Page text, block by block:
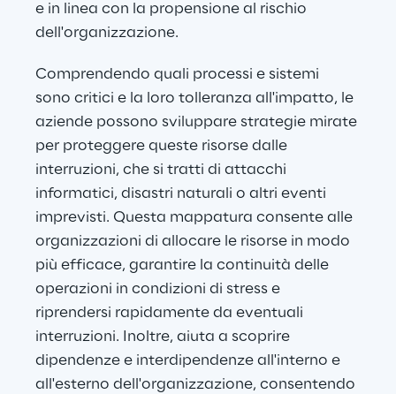
e in linea con la propensione al rischio
dell'organizzazione.
Comprendendo quali processi e sistemi
sono critici e la loro tolleranza all'impatto, le
aziende possono sviluppare strategie mirate
per proteggere queste risorse dalle
interruzioni, che si tratti di attacchi
informatici, disastri naturali o altri eventi
imprevisti. Questa mappatura consente alle
organizzazioni di allocare le risorse in modo
più efficace, garantire la continuità delle
operazioni in condizioni di stress e
riprendersi rapidamente da eventuali
interruzioni. Inoltre, aiuta a scoprire
dipendenze e interdipendenze all'interno e
all'esterno dell'organizzazione, consentendo